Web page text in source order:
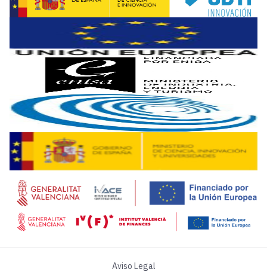
Para la Manifestación de Interés sobre“Transformación
La Manifestación de Interés dirigida a la“Identificación
Identificar en el territorio español a las entidades que
En cuanto a la“Identificación de proyectos para el
La Manifestación de Interés“Identificación de
Para la “Identificación de proyectos asociados a la
Aviso Legal